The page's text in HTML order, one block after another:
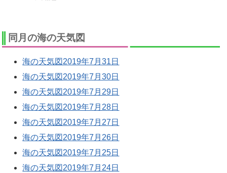
同月の海の天気図
海の天気図2019年7月31日
海の天気図2019年7月30日
海の天気図2019年7月29日
海の天気図2019年7月28日
海の天気図2019年7月27日
海の天気図2019年7月26日
海の天気図2019年7月25日
海の天気図2019年7月24日